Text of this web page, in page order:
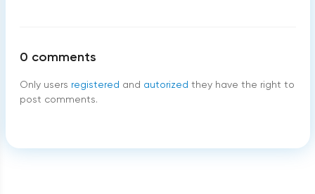
0 comments
Only users registered and autorized they have the right to
post comments.